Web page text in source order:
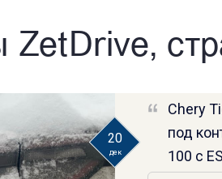
ZetDrive,
20
дек
Chery
под
100 с